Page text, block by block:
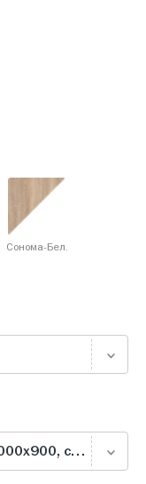
Сонома-Бел.
Ортопедическое основание А 2000х900, серое